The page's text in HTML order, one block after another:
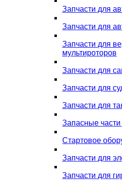
Запчасти для
Запчасти для
Запчасти для
мультироторов
Запчасти для
Запчасти для
Запчасти для
Запасные части
Стартовое
Запчасти для
Запчасти для